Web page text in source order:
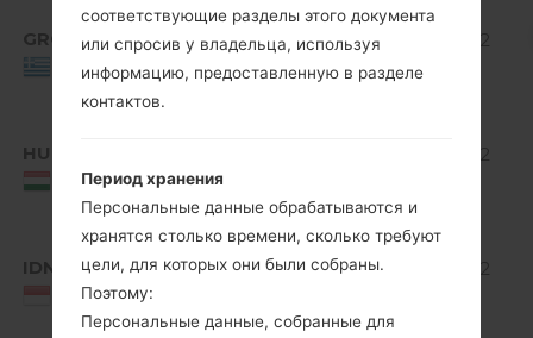
GRC
Greece
V10E_00.kdz
Android
4.1-4.3
Jelly
514.32
HUN
Hungary
Bean
514.32
IDN
Indonesia
V10D_00.kdz
Android
4.1-4.3
Bean
512.92
соответствующие разделы этого документа
или спросив у владельца, используя
информацию, предоставленную в разделе
контактов.
Период хранения
Персональные данные обрабатываются и
хранятся столько времени, сколько требуют
цели, для которых они были собраны.
Поэтому:
Персональные данные, собранные для